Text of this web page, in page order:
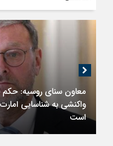
معاون سنای روسیه: حکم
واکنشی به شناسایی
است